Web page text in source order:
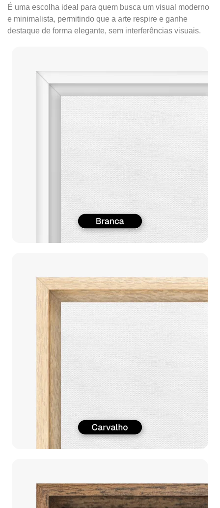
É uma escolha ideal para quem busca um visual moderno
e minimalista, permitindo que a arte respire e ganhe
destaque de forma elegante, sem interferências visuais.